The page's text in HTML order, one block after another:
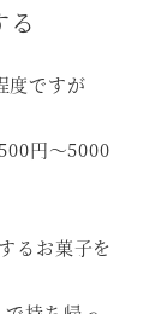
る
度ですが
円～5000
るお菓子を